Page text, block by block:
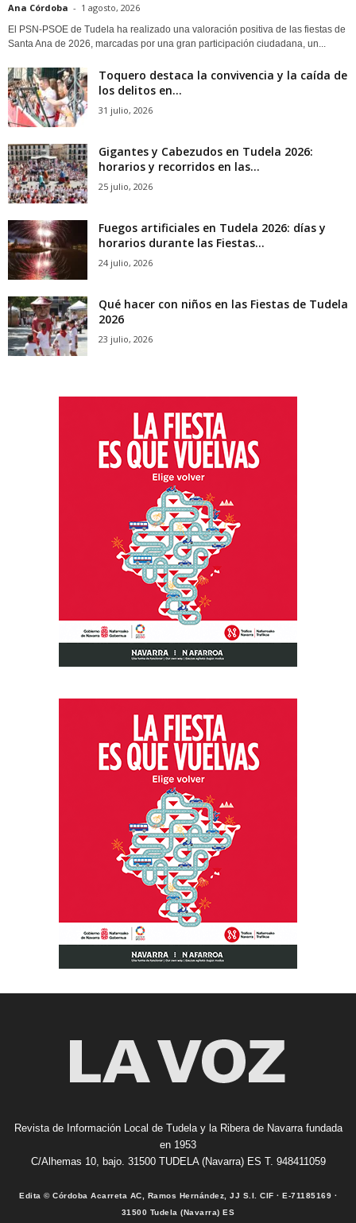
Ana Córdoba - 1 agosto, 2026
El PSN-PSOE de Tudela ha realizado una valoración positiva de las fiestas de
Santa Ana de 2026, marcadas por una gran participación ciudadana, un...
Toquero destaca la convivencia y la caída de
los delitos en...
31 julio, 2026
Gigantes y Cabezudos en Tudela 2026:
horarios y recorridos en las...
25 julio, 2026
Fuegos artificiales en Tudela 2026: días y
horarios durante las Fiestas...
24 julio, 2026
Qué hacer con niños en las Fiestas de Tudela
2026
23 julio, 2026
Revista de Información Local de Tudela y la Ribera de Navarra fundada
en 1953
C/Alhemas 10, bajo. 31500 TUDELA (Navarra) ES T. 948411059
Edita © Córdoba Acarreta AC, Ramos Hernández, JJ S.I. CIF · E-71185169 ·
31500 Tudela (Navarra) ES